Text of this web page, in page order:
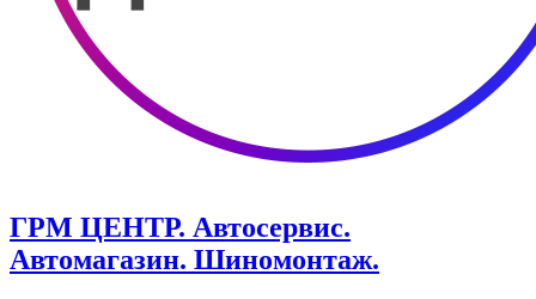
ГРМ ЦЕНТР. Автосервис.
Автомагазин. Шиномонтаж.